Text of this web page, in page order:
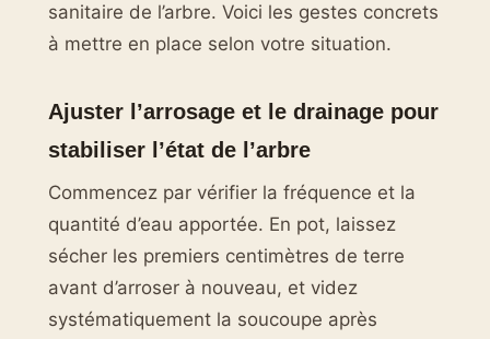
sanitaire de l’arbre. Voici les gestes concrets
à mettre en place selon votre situation.
Ajuster l’arrosage et le drainage pour
stabiliser l’état de l’arbre
Commencez par vérifier la fréquence et la
quantité d’eau apportée. En pot, laissez
sécher les premiers centimètres de terre
avant d’arroser à nouveau, et videz
systématiquement la soucoupe après